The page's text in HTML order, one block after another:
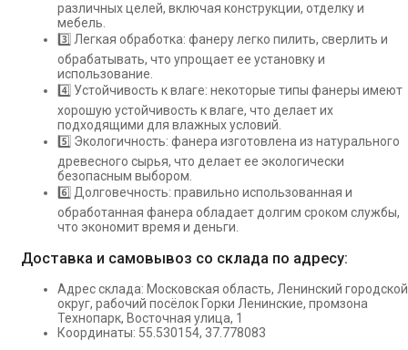
различных целей, включая конструкции, отделку и
мебель.
3️⃣ Легкая обработка: фанеру легко пилить, сверлить и
обрабатывать, что упрощает ее установку и
использование.
4️⃣ Устойчивость к влаге: некоторые типы фанеры имеют
хорошую устойчивость к влаге, что делает их
подходящими для влажных условий.
5️⃣ Экологичность: фанера изготовлена из натурального
древесного сырья, что делает ее экологически
безопасным выбором.
6️⃣ Долговечность: правильно использованная и
обработанная фанера обладает долгим сроком службы,
что экономит время и деньги.
Доставка и самовывоз со склада по адресу:
Адрес склада: Московская область, Ленинский городской
округ, рабочий посёлок Горки Ленинские, промзона
Технопарк, Восточная улица, 1
Координаты: 55.530154, 37.778083